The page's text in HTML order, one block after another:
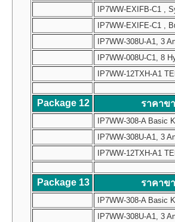
IP7WW-EXIFB-C1 ,
IP7WW-EXIFE-C1 ,
IP7WW-308U-A1, 3
IP7WW-008U-C1, 8
IP7WW-12TXH-A1
Package 12 ราคาข
IP7WW-308-A
IP7WW-308U-A1, 3
IP7WW-12TXH-A1
Package 13 ราคาข
IP7WW-308-A
IP7WW-308U-A1, 3